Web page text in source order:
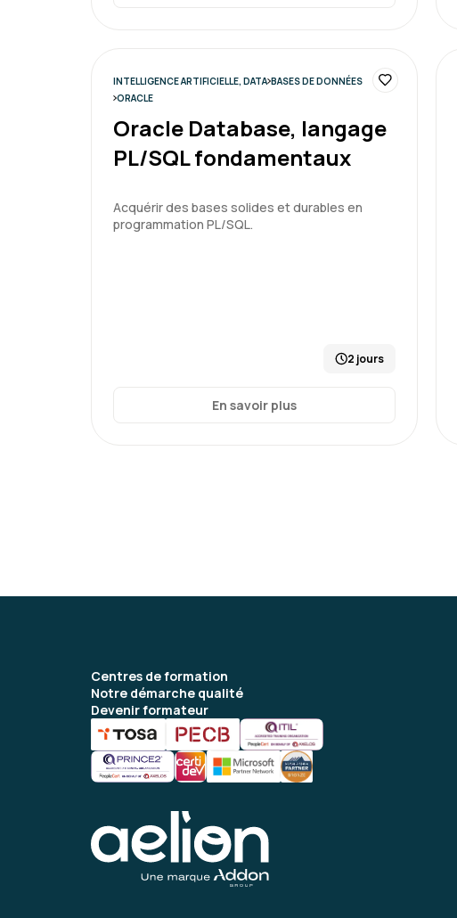
INTELLIGENCE ARTIFICIELLE, DATA BASES DE DONNÉES
ORACLE
Oracle Database, langage
PL/SQL fondamentaux
Acquérir des bases solides et durables en
programmation PL/SQL.
2 jours
En savoir plus
Centres de formation
Notre démarche qualité
Devenir formateur